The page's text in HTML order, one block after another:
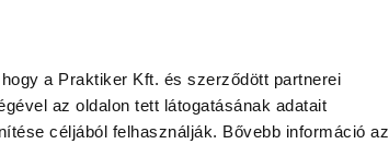
a Praktiker Kft. és szerződött partnerei
az oldalon tett látogatásának adatait
céljából felhasználják. Bővebb információ az